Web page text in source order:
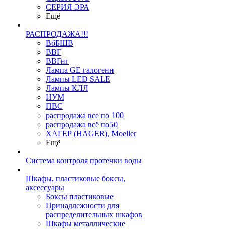
СЕРИЯ ЭРА
Ещё
РАСПРОДАЖА!!!
ВбБШВ
ВВГ
ВВГнг
Лампа GE галогенн
Лампы LED SALE
Лампы КЛЛ
НУМ
ПВС
распродажа все по 100
распродажа всё по50
ХАГЕР (HAGER), Moeller
Ещё
Система контроля протечки воды
Шкафы, пластиковые боксы,
аксессуары
Боксы пластиковые
Принадлежности для
распределительных шкафов
Шкафы металлические